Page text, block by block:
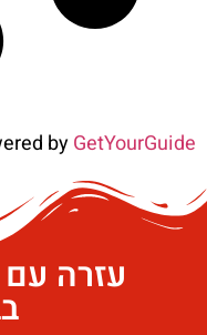
byGetYourGuide
עזרה